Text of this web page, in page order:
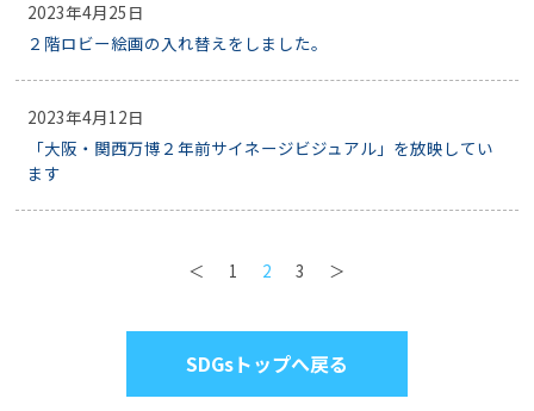
2023年4月25日
２階ロビー絵画の入れ替えをしました。
2023年4月12日
「大阪・関西万博２年前サイネージビジュアル」を放映してい
ます
＜ 1 2 3 ＞
SDGsトップへ戻る